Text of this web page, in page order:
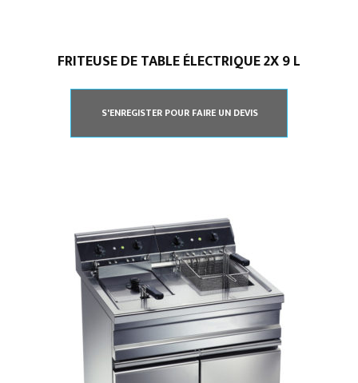
FRITEUSE DE TABLE ÉLECTRIQUE 2X 9 L
S'ENREGISTER POUR FAIRE UN DEVIS